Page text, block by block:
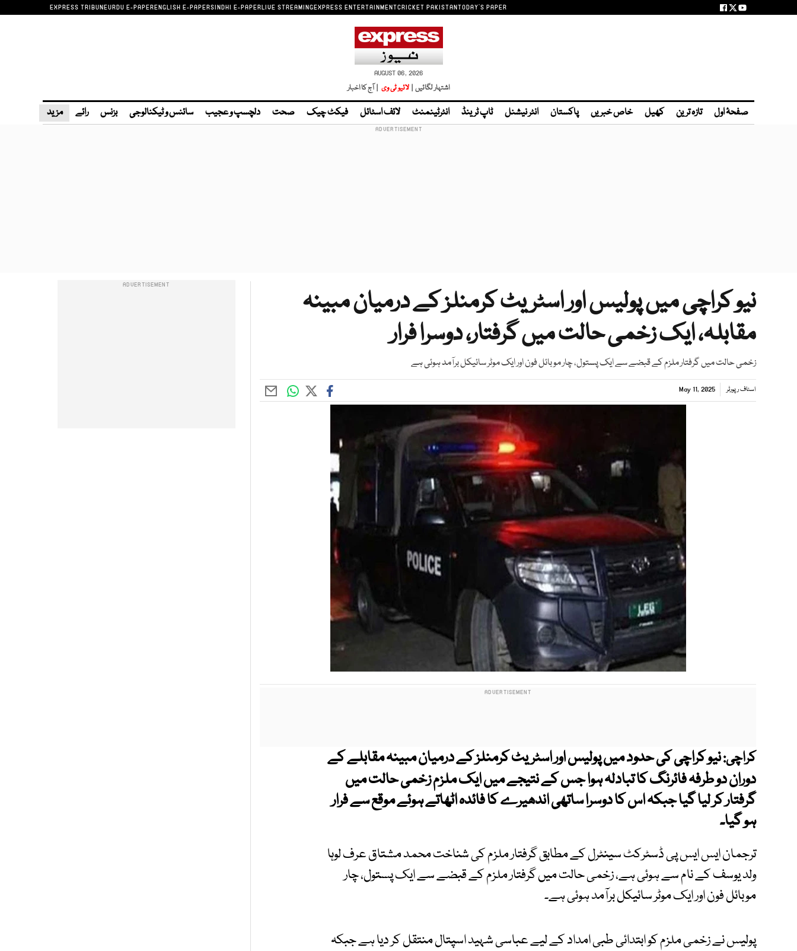
EXPRESS TRIBUNEURDU E-PAPERENGLISH E-PAPERSINDHI E-PAPERLIVE STREAMINGEXPRESS ENTERTAINMENTCRICKET PAKISTANTODAY'S PAPER
AUGUST 06, 2026
اشتہار لگائیں | لائیو ٹی وی | آج کا اخبار
صفحۂ اول تازہ ترین کھیل خاص خبریں پاکستان انٹر نیشنل ٹاپ ٹرینڈ انٹرٹینمنٹ لائف اسٹائل فیکٹ چیک صحت دلچسپ و عجیب سائنس و ٹیکنالوجی بزنس رائے مزید
نیو کراچی میں پولیس اور اسٹریٹ کرمنلز کے درمیان مبینہ
مقابلہ، ایک زخمی حالت میں گرفتار، دوسرا فرار
زخمی حالت میں گرفتار ملزم کے قبضے سے ایک پستول، چار موبائل فون اور ایک موٹر سائیکل برآمد ہوئی ہے
اسٹاف رپورٹر May 11, 2025
کراچی:نیو کراچی کی حدود میں پولیس اور اسٹریٹ کرمنلز کے درمیان مبینہ مقابلے کے
دوران دو طرفہ فائرنگ کا تبادلہ ہوا جس کے نتیجے میں ایک ملزم زخمی حالت میں
گرفتار کر لیا گیا جبکہ اس کا دوسرا ساتھی اندھیرے کا فائدہ اٹھاتے ہوئے موقع سے فرار
ہو گیا۔
ترجمان ایس ایس پی ڈسٹرکٹ سینٹرل کے مطابق گرفتار ملزم کی شناخت محمد مشتاق عرف لوہا
ولد یوسف کے نام سے ہوئی ہے، زخمی حالت میں گرفتار ملزم کے قبضے سے ایک پستول، چار
موبائل فون اور ایک موٹر سائیکل برآمد ہوئی ہے۔
پولیس نے زخمی ملزم کو ابتدائی طبی امداد کے لیے عباسی شہید اسپتال منتقل کر دیا ہے جبکہ